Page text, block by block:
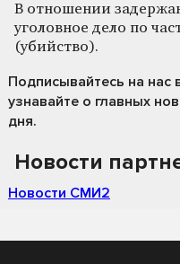
В отношении
уголовное дело по
(убийство).
Подписывайтесь на нас
узнавайте о главных
дня.
Новости
Новости СМИ2